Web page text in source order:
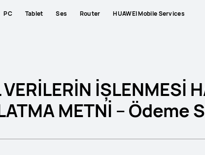
PC Tablet Ses Router HUAWEI Mobile Services
İŞLENMESİ
METNİ – Ödeme